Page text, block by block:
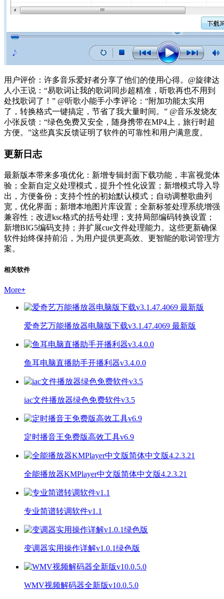
用户评价：许多音乐爱好者分享了他们的使用心得。@旋律达
人小王说：“易歌词让我的歌词同步超精准，听歌再也不用到
处找歌词了！” @听歌小能手小李评论：“附加功能太实用
了，转换格式一键搞定，节省了我大量时间。” @音乐发烧友
小张反馈：“绿色免费又安全，随身携带在MP4上，旅行时超
方便。”这些真实反馈证明了软件的可靠性和用户满意度。
更新日志
最新版本带来多项优化：新增专辑封面下载功能，丰富视觉体
验；全新自定义处理模式，提升个性化设置；新增模式导入导
出，方便备份；支持个性的初始默认模式；自动调整歌曲列
宽，优化界面；新增本地图片库设置；全新标签处理系统增强
兼容性；改进ksc格式的括号处理；支持局部编码转换设置；
新增BIG5编码支持；并扩展cue文件处理能力。这些更新确保
软件始终保持前沿，为用户提供更高效、更智能的歌词管理方
案。
相关软件
More+
爱奇艺万能播放器电脑版下载v3.1.47.4069 最新版
鱼耳电脑直播助手开播利器v3.4.0.0
iac文件播放器绿色免费软件v3.5
定时播音王免费版高效工具v6.9
全能播放器KMPlayer中文版简体中文版4.2.3.21
专业简谱转调软件v1.1
变调器实用操作详解v1.0.1绿色版
WMV视频解码器全新版v10.0.5.0